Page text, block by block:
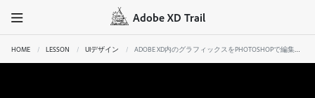
Adobe XD Trail
HOME LESSON UIデザイン ADOBE XD内のグラフィックスをPHOTOSHOPで編集する